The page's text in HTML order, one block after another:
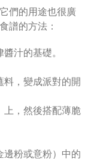
們的用途也很廣
譜的方法：
汁的基礎。
料，變成派對的開
，然後搭配薄脆
邊粉或意粉）中的